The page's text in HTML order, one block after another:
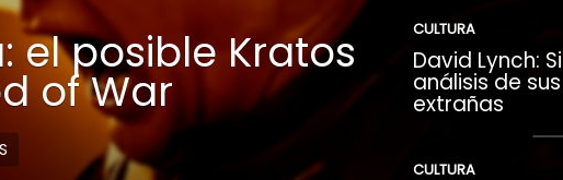
el posible Kratos
of War
CULTURA
David Lynch:
análisis de
extrañas
CULTURA